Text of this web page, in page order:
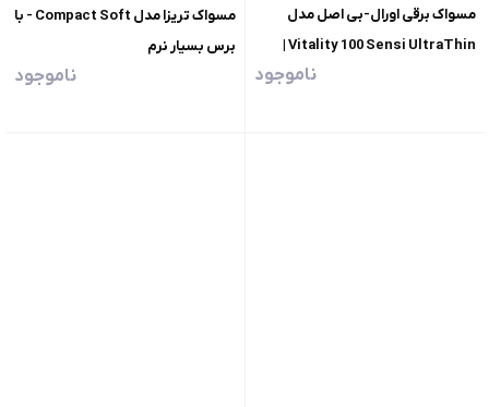
مسواک برقی اورال-بی اصل مدل
Vitality 100 Sensi UltraThin |
ناموجود
مسواک تریزا مدل Compact Soft - با
برس بسیار نرم
ناموجود